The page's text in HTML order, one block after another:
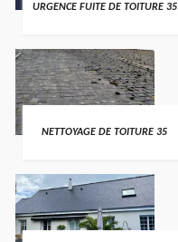
URGENCE FUITE DE TOITURE 35
NETTOYAGE DE TOITURE 35